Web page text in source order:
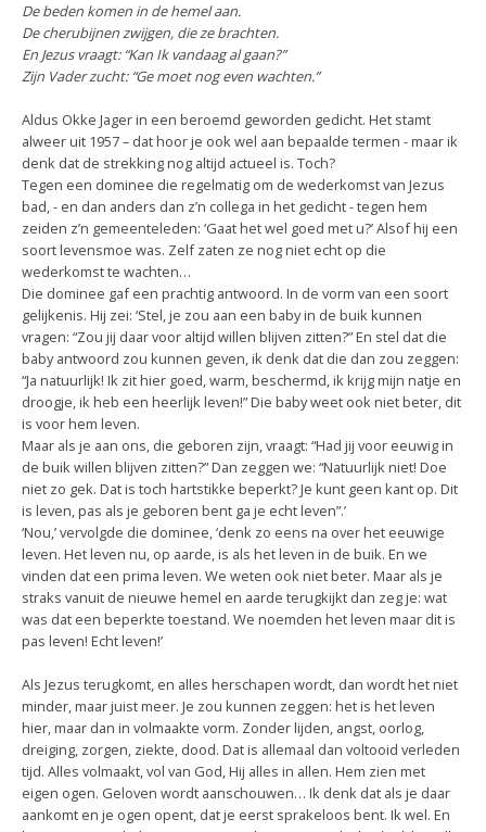
De beden komen in de hemel aan.
De cherubijnen zwijgen, die ze brachten.
En Jezus vraagt: “Kan Ik vandaag al gaan?”
Zijn Vader zucht: “Ge moet nog even wachten.”
Aldus Okke Jager in een beroemd geworden gedicht. Het stamt
alweer uit 1957 – dat hoor je ook wel aan bepaalde termen - maar ik
denk dat de strekking nog altijd actueel is. Toch?
Tegen een dominee die regelmatig om de wederkomst van Jezus
bad, - en dan anders dan z’n collega in het gedicht - tegen hem
zeiden z’n gemeenteleden: ‘Gaat het wel goed met u?’ Alsof hij een
soort levensmoe was. Zelf zaten ze nog niet echt op die
wederkomst te wachten…
Die dominee gaf een prachtig antwoord. In de vorm van een soort
gelijkenis. Hij zei: ‘Stel, je zou aan een baby in de buik kunnen
vragen: “Zou jij daar voor altijd willen blijven zitten?” En stel dat die
baby antwoord zou kunnen geven, ik denk dat die dan zou zeggen:
“Ja natuurlijk! Ik zit hier goed, warm, beschermd, ik krijg mijn natje en
droogje, ik heb een heerlijk leven!” Die baby weet ook niet beter, dit
is voor hem leven.
Maar als je aan ons, die geboren zijn, vraagt: “Had jij voor eeuwig in
de buik willen blijven zitten?” Dan zeggen we: “Natuurlijk niet! Doe
niet zo gek. Dat is toch hartstikke beperkt? Je kunt geen kant op. Dit
is leven, pas als je geboren bent ga je echt leven”.’
‘Nou,’ vervolgde die dominee, ‘denk zo eens na over het eeuwige
leven. Het leven nu, op aarde, is als het leven in de buik. En we
vinden dat een prima leven. We weten ook niet beter. Maar als je
straks vanuit de nieuwe hemel en aarde terugkijkt dan zeg je: wat
was dat een beperkte toestand. We noemden het leven maar dit is
pas leven! Echt leven!’
Als Jezus terugkomt, en alles herschapen wordt, dan wordt het niet
minder, maar juist meer. Je zou kunnen zeggen: het is het leven
hier, maar dan in volmaakte vorm. Zonder lijden, angst, oorlog,
dreiging, zorgen, ziekte, dood. Dat is allemaal dan voltooid verleden
tijd. Alles volmaakt, vol van God, Hij alles in allen. Hem zien met
eigen ogen. Geloven wordt aanschouwen… Ik denk dat als je daar
aankomt en je ogen opent, dat je eerst sprakeloos bent. Ik wel. En